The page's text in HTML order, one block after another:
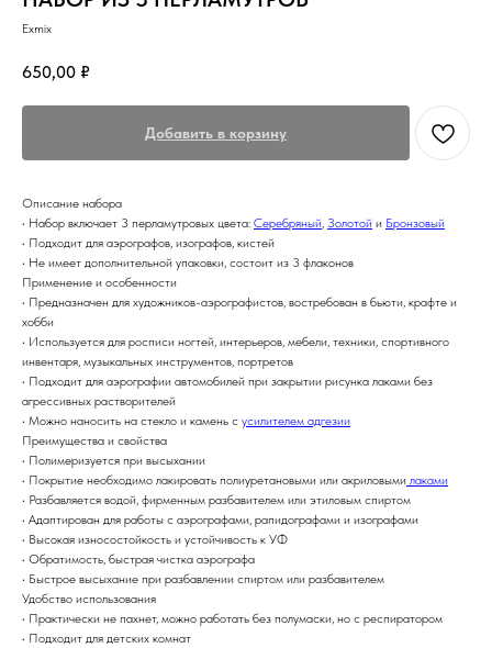
Exmix
650,00 ₽
Добавить в корзину
Описание набора
• Набор включает 3 перламутровых цвета: Серебряный, Золотой и Бронзовый
• Подходит для аэрографов, изографов, кистей
• Не имеет дополнительной упаковки, состоит из 3 флаконов
Применение и особенности
• Предназначен для художников-аэрографистов, востребован в бьюти, крафте и
хобби
• Используется для росписи ногтей, интерьеров, мебели, техники, спортивного
инвентаря, музыкальных инструментов, портретов
• Подходит для аэрографии автомобилей при закрытии рисунка лаками без
агрессивных растворителей
• Можно наносить на стекло и камень с усилителем адгезии
Преимущества и свойства
• Полимеризуется при высыхании
• Покрытие необходимо лакировать полиуретановыми или акриловыми лаками
• Разбавляется водой, фирменным разбавителем или этиловым спиртом
• Адаптирован для работы с аэрографами, рапидографами и изографами
• Высокая износостойкость и устойчивость к УФ
• Обратимость, быстрая чистка аэрографа
• Быстрое высыхание при разбавлении спиртом или разбавителем
Удобство использования
• Практически не пахнет, можно работать без полумаски, но с респиратором
• Подходит для детских комнат